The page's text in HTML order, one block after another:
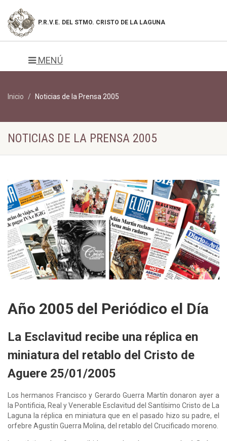
P.R.V.E. DEL STMO. CRISTO DE LA LAGUNA
MENÚ
Inicio Noticias de la Prensa 2005
NOTICIAS DE LA PRENSA 2005
Año 2005 del Periódico el Día
La Esclavitud recibe una réplica en
miniatura del retablo del Cristo de
Aguere 25/01/2005​
Los hermanos Francisco y Gerardo Guerra Martín donaron ayer a
la Pontificia, Real y Venerable Esclavitud del Santísimo Cristo de La
Laguna la réplica en miniatura que en el pasado hizo su padre, el
orfebre Agustín Guerra Molina, del retablo del Crucificado moreno.